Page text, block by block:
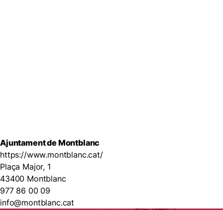
Ajuntament de Montblanc
https://www.montblanc.cat/
Plaça Major, 1
43400 Montblanc
977 86 00 09
info@montblanc.cat